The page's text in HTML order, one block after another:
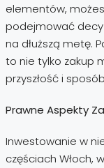
elementów,
podejmować
na dłuższą metę.
to nie tylko zakup
przyszłość i
Prawne Aspekty
Inwestowanie w
częściach Włoch,